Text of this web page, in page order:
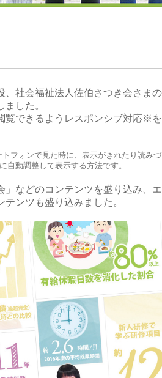
、社会福祉法人佐伯さつき会さまの
した。
覧できるようレスポンシブ対応※を
フォンで見た時に、表示がきれたり読みづ
自動調整して表示する方法です。
」などのコンテンツを盛り込み、エ
ンツも盛り込みました。